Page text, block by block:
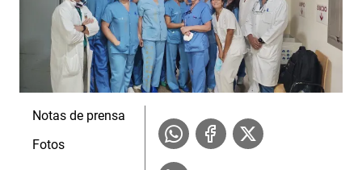
Notas de prensa
Fotos